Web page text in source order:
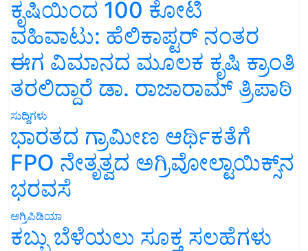
ಕೃಷಿಯಿಂದ 100 ಕೋಟಿ
ವಹಿವಾಟು: ಹೆಲಿಕಾಪ್ಟರ್ ನಂತರ
ಈಗ ವಿಮಾನದ ಮೂಲಕ ಕೃಷಿ ಕ್ರಾಂತಿ
ತರಲಿದ್ದಾರೆ ಡಾ. ರಾಜಾರಾಮ್ ತ್ರಿಪಾಠಿ
ಸುದ್ದಿಗಳು
ಭಾರತದ ಗ್ರಾಮೀಣ ಆರ್ಥಿಕತೆಗೆ
FPO ನೇತೃತ್ವದ ಅಗ್ರಿವೋಲ್ಟಾಯಿಕ್ಸ್‌ನ
ಭರವಸೆ
ಅಗ್ರಿಪಿಡಿಯಾ
ಕಬ್ಬು ಬೆಳೆಯಲು ಸೂಕ್ತ ಸಲಹೆಗಳು